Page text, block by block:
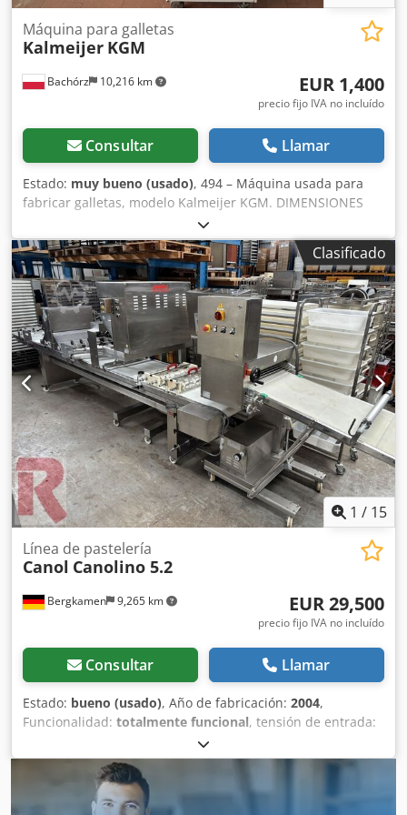
Bachórz 10,216 km
Máquina para galletas
Kalmeijer KGM
EUR 1,400
precio fijo IVA no incluído
Consultar Llamar
Estado: muy bueno (usado), 494 – Máquina usada para
fabricar galletas, modelo Kalmeijer KGM. DIMENSIONES
EXTERIORES (en cm): - Ancho: 168 - Largo: 55 Chjdpezrn N
Uofx Amuea - Alto: 124 ESPECIFICACIONES TÉCNICAS: -
Ancho de trabajo: 24 cm - Rendimiento: aproximadamente
2–5 kg de masa/minuto - Potencia: 2,4 kW - Alimentación:
400 V, 3N~, 50 Hz - Peso: 134 kg El precio indicado es
precio neto. Opciones adicionales disponibles con costo
adicional: transporte del equipo. HABLAMOS INGLÉS,
ALEMÁN, FRANCÉS, RUSO Y UCRANIANO.
Clasificado
1 / 15
Bergkamen 9,265 km
Línea de pastelería
Canol Canolino 5.2
EUR 29,500
precio fijo IVA no incluído
Consultar Llamar
Estado: bueno (usado), Año de fabricación: 2004,
Funcionalidad: totalmente funcional, tensión de entrada:
6,700 mm
mm, ancho total:1,100 mm, longitud de la mesa:5,200
, Línea de pastelería fina "Canolino" 5.2 (con una
longitud total de aprox. 670 cm) Línea de procesamiento